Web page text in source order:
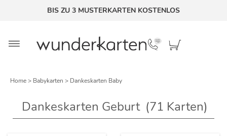
BIS ZU 3 MUSTERKARTEN KOSTENLOS
Home> Babykarten > Dankeskarten Baby
Dankeskarten Geburt (71 Karten)